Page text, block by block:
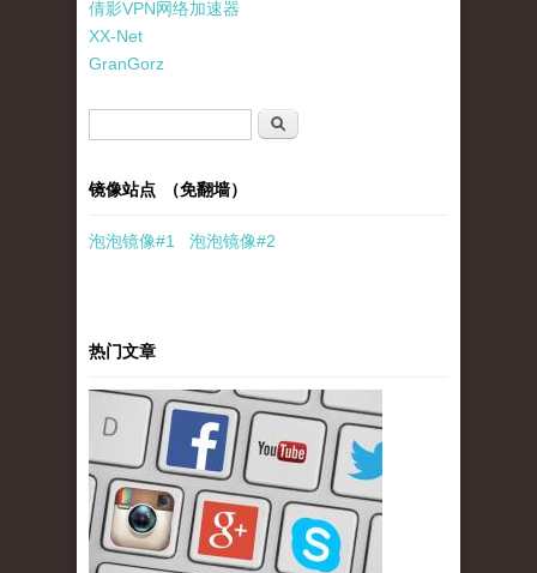
倩影VPN网络加速器
XX-Net
GranGorz
搜索
镜像站点 （免翻墙）
泡泡镜像#1 泡泡镜像#2
热门文章